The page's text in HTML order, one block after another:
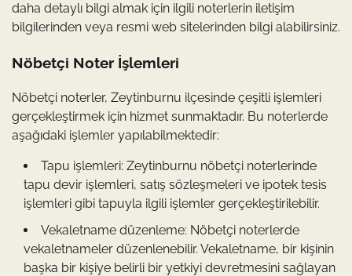
daha detaylı bilgi almak için ilgili noterlerin iletişim
bilgilerinden veya resmi web sitelerinden bilgi alabilirsiniz.
Nöbetçi Noter İşlemleri
Nöbetçi noterler, Zeytinburnu ilçesinde çeşitli işlemleri
gerçekleştirmek için hizmet sunmaktadır. Bu noterlerde
aşağıdaki işlemler yapılabilmektedir:
Tapu işlemleri: Zeytinburnu nöbetçi noterlerinde
tapu devir işlemleri, satış sözleşmeleri ve ipotek tesis
işlemleri gibi tapuyla ilgili işlemler gerçekleştirilebilir.
Vekaletname düzenleme: Nöbetçi noterlerde
vekaletnameler düzenlenebilir. Vekaletname, bir kişinin
başka bir kişiye belirli bir yetkiyi devretmesini sağlayan